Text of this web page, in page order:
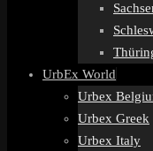
UrbEx World
Urbex
Urbex Greek
Urbex Italy